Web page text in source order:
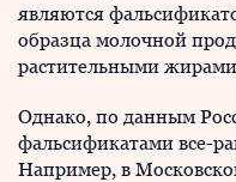
являются
образца молочной
растительными
Однако, по данным
фальсификатами все-
Например, в